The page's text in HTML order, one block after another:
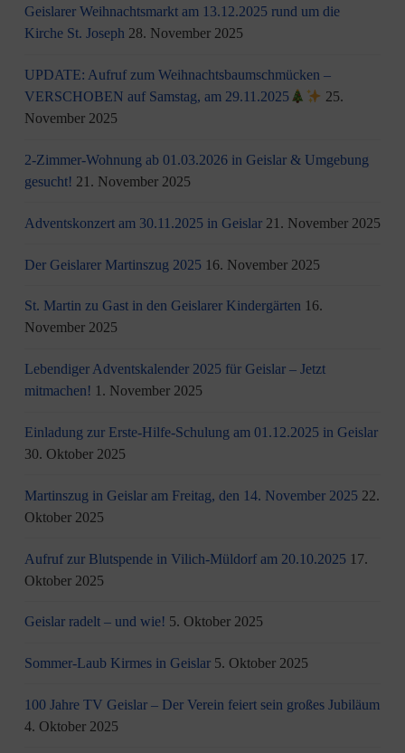
Geislarer Weihnachtsmarkt am 13.12.2025 rund um die
Kirche St. Joseph 28. November 2025
UPDATE: Aufruf zum Weihnachtsbaumschmücken –
VERSCHOBEN auf Samstag, am 29.11.2025
25.
November 2025
2-Zimmer-Wohnung ab 01.03.2026 in Geislar & Umgebung
gesucht! 21. November 2025
Adventskonzert am 30.11.2025 in Geislar 21. November 2025
Der Geislarer Martinszug 2025 16. November 2025
St. Martin zu Gast in den Geislarer Kindergärten 16.
November 2025
Lebendiger Adventskalender 2025 für Geislar – Jetzt
mitmachen! 1. November 2025
Einladung zur Erste-Hilfe-Schulung am 01.12.2025 in Geislar
30. Oktober 2025
Martinszug in Geislar am Freitag, den 14. November 2025 22.
Oktober 2025
Aufruf zur Blutspende in Vilich-Müldorf am 20.10.2025 17.
Oktober 2025
Geislar radelt – und wie! 5. Oktober 2025
Sommer-Laub Kirmes in Geislar 5. Oktober 2025
100 Jahre TV Geislar – Der Verein feiert sein großes Jubiläum
4. Oktober 2025